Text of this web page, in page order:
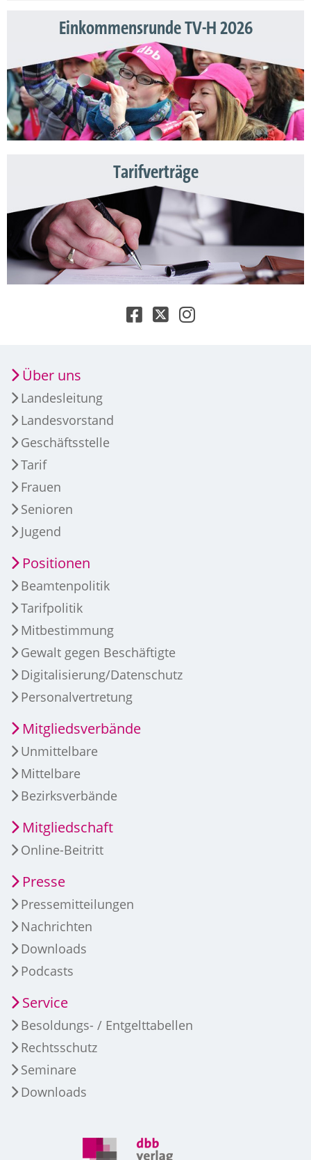
Einkommensrunde TV-H 2026
Tarifverträge
Über uns
Landesleitung
Landesvorstand
Geschäftsstelle
Tarif
Frauen
Senioren
Jugend
Positionen
Beamtenpolitik
Tarifpolitik
Mitbestimmung
Gewalt gegen Beschäftigte
Digitalisierung/Datenschutz
Personalvertretung
Mitgliedsverbände
Unmittelbare
Mittelbare
Bezirksverbände
Mitgliedschaft
Online-Beitritt
Presse
Pressemitteilungen
Nachrichten
Downloads
Podcasts
Service
Besoldungs- / Entgelttabellen
Rechtsschutz
Seminare
Downloads